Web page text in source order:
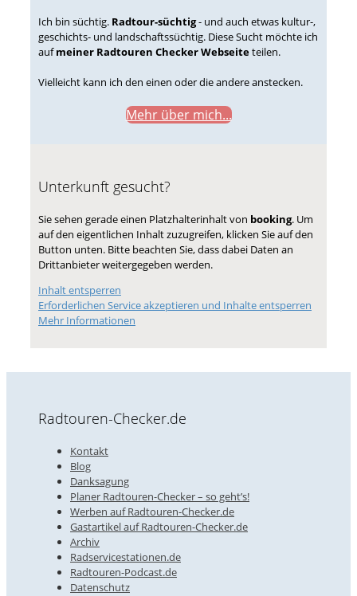
Ich bin süchtig. Radtour-süchtig- und auch etwas kultur-,
geschichts- und landschaftssüchtig. Diese Sucht möchte ich
aufmeiner Radtouren Checker Webseiteteilen.
Vielleicht kann ich den einen oder die andere anstecken.
Mehr über mich...
Unterkunft gesucht?
Sie sehen gerade einen Platzhalterinhalt von booking. Um
auf den eigentlichen Inhalt zuzugreifen, klicken Sie auf den
Button unten. Bitte beachten Sie, dass dabei Daten an
Drittanbieter weitergegeben werden.
Inhalt entsperren
Erforderlichen Service akzeptieren und Inhalte entsperren
Mehr Informationen
Radtouren-Checker.de
Kontakt
Blog
Danksagung
Planer Radtouren-Checker – so geht’s!
Werben auf Radtouren-Checker.de
Gastartikel auf Radtouren-Checker.de
Archiv
Radservicestationen.de
Radtouren-Podcast.de
Datenschutz